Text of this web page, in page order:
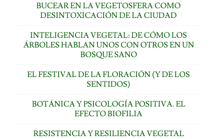
BUCEAR EN LA VEGETOSFERA COMO
DESINTOXICACIÓN DE LA CIUDAD
INTELIGENCIA VEGETAL: DE CÓMO LOS
ÁRBOLES HABLAN UNOS CON OTROS EN UN
BOSQUE SANO
EL FESTIVAL DE LA FLORACIÓN (Y DE LOS
SENTIDOS)
BOTÁNICA Y PSICOLOGÍA POSITIVA. EL
EFECTO BIOFILIA
RESISTENCIA Y RESILIENCIA VEGETAL